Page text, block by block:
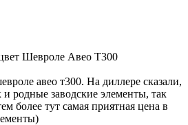
Шевроле Авео Т300
авео т300. На диллере сказали,
родные заводские элементы, так
более тут самая приятная цена в